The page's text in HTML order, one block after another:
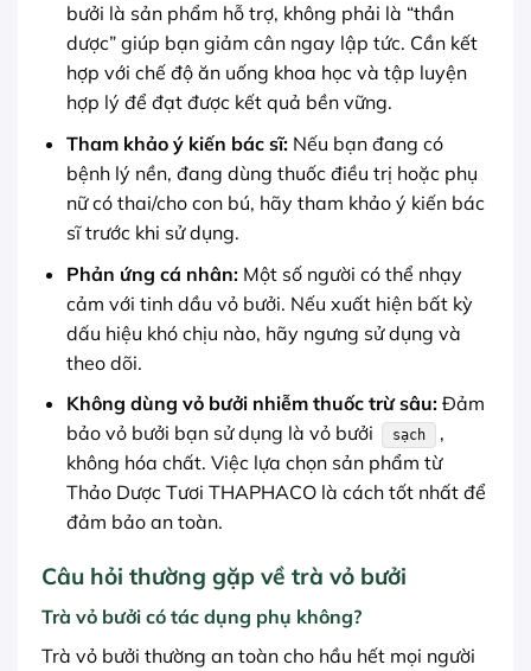
bưởi là sản phẩm hỗ trợ, không phải là “thần
dược” giúp bạn giảm cân ngay lập tức. Cần kết
hợp với chế độ ăn uống khoa học và tập luyện
hợp lý để đạt được kết quả bền vững.
Tham khảo ý kiến bác sĩ:Nếu bạn đang có
bệnh lý nền, đang dùng thuốc điều trị hoặc phụ
nữ có thai/cho con bú, hãy tham khảo ý kiến bác
sĩ trước khi sử dụng.
Phản ứng cá nhân:Một số người có thể nhạy
cảm với tinh dầu vỏ bưởi. Nếu xuất hiện bất kỳ
dấu hiệu khó chịu nào, hãy ngưng sử dụng và
theo dõi.
Không dùng vỏ bưởi nhiễm thuốc trừ sâu:Đảm
bảo vỏ bưởi bạn sử dụng là vỏ bưởi
sạch
,
không hóa chất. Việc lựa chọn sản phẩm từ
Thảo Dược Tươi THAPHACO là cách tốt nhất để
đảm bảo an toàn.
Câu hỏi thường gặp về trà vỏ bưởi
Trà vỏ bưởi có tác dụng phụ không?
Trà vỏ bưởi thường an toàn cho hầu hết mọi người